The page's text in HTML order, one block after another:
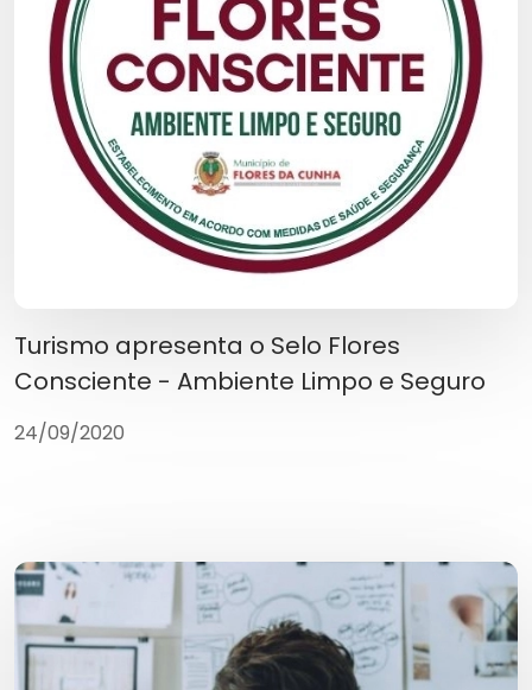
Turismo apresenta o Selo Flores
Consciente - Ambiente Limpo e Seguro
24/09/2020